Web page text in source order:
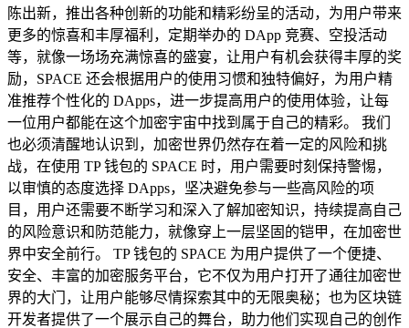
陈出新，推出各种创新的功能和精彩纷呈的活动，为用户带来
更多的惊喜和丰厚福利，定期举办的 DApp 竞赛、空投活动
等，就像一场场充满惊喜的盛宴，让用户有机会获得丰厚的奖
励，SPACE 还会根据用户的使用习惯和独特偏好，为用户精
准推荐个性化的 DApps，进一步提高用户的使用体验，让每
一位用户都能在这个加密宇宙中找到属于自己的精彩。 我们
也必须清醒地认识到，加密世界仍然存在着一定的风险和挑
战，在使用 TP 钱包的 SPACE 时，用户需要时刻保持警惕，
以审慎的态度选择 DApps，坚决避免参与一些高风险的项
目，用户还需要不断学习和深入了解加密知识，持续提高自己
的风险意识和防范能力，就像穿上一层坚固的铠甲，在加密世
界中安全前行。 TP 钱包的 SPACE 为用户提供了一个便捷、
安全、丰富的加密服务平台，它不仅为用户打开了通往加密世
界的大门，让用户能够尽情探索其中的无限奥秘；也为区块链
开发者提供了一个展示自己的舞台，助力他们实现自己的创作